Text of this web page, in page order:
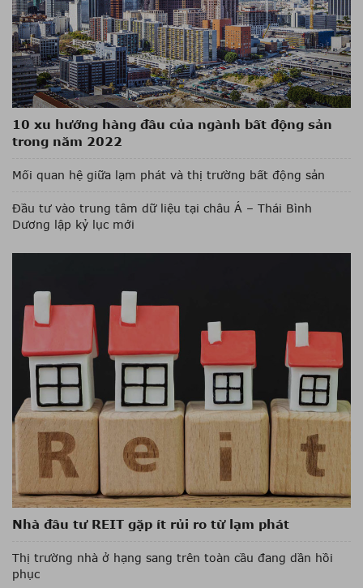
10 xu hướng hàng đầu của ngành bất động sản
trong năm 2022
Mối quan hệ giữa lạm phát và thị trường bất động sản
Đầu tư vào trung tâm dữ liệu tại châu Á – Thái Bình
Dương lập kỷ lục mới
Nhà đầu tư REIT gặp ít rủi ro từ lạm phát
Thị trường nhà ở hạng sang trên toàn cầu đang dần hồi
phục